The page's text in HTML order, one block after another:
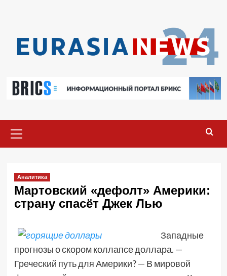
меню
Аналитика
Мартовский «дефолт» Америки:
страну спасёт Джек Лью
Западные
прогнозы о скором коллапсе доллара. —
Греческий путь для Америки? — В мировой